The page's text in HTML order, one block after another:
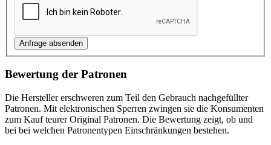
Bewertung der Patronen
Die Hersteller erschweren zum Teil den Gebrauch nachgefüllter
Patronen. Mit elektronischen Sperren zwingen sie die Konsumenten
zum Kauf teurer Original Patronen. Die Bewertung zeigt, ob und
bei bei welchen Patronentypen Einschränkungen bestehen.